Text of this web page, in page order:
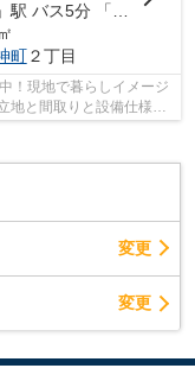
」駅 バス5分 「玉川小学校（東京都）」 停歩7分
町２丁目
！現地で暮らしイメージ
変更
変更